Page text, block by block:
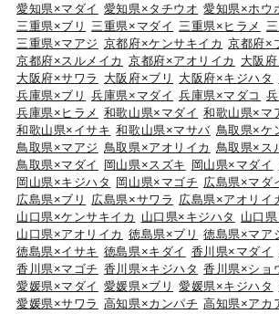
愛知県×マダイ 愛知県×タチウオ 愛知県×ホウ
三重県×ブリ
三重県×マダイ 三重県×ヒラメ
三重県×マアジ 京都府×ケンサキイカ 京都府×
京都府×スルメイカ 京都府×アオリイカ
大阪
大阪府×サワラ
大阪府×ブリ 大阪府×キジハタ
兵庫県×ブリ
兵庫県×マダイ 兵庫県×マダコ
兵庫県×ヒラメ 和歌山県×マダイ 和歌山県×マ
和歌山県×イサキ 和歌山県×マサバ 鳥取県×ケ
鳥取県×マアジ 鳥取県×アオリイカ 鳥取県×ス
鳥取県×マダイ
岡山県×スズキ 岡山県×マダイ
岡山県×キジハタ
岡山県×マゴチ 広島県×マダ
広島県×ブリ
広島県×サワラ 広島県×アオリイ
山口県×ケンサキイカ
山口県×キジハタ
山口
山口県×アオリイカ 徳島県×ブリ 徳島県×マア
徳島県×イサキ 徳島県×キダイ 香川県×マダイ
香川県×マゴチ 香川県×キジハタ 香川県×ショ
愛媛県×マダイ 愛媛県×ブリ 愛媛県×キジハタ
愛媛県×サワラ 高知県×カンパチ 高知県×アカ